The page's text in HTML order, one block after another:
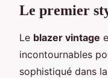
Le premier
Le blazer vintage
incontournables
sophistiqué dans la